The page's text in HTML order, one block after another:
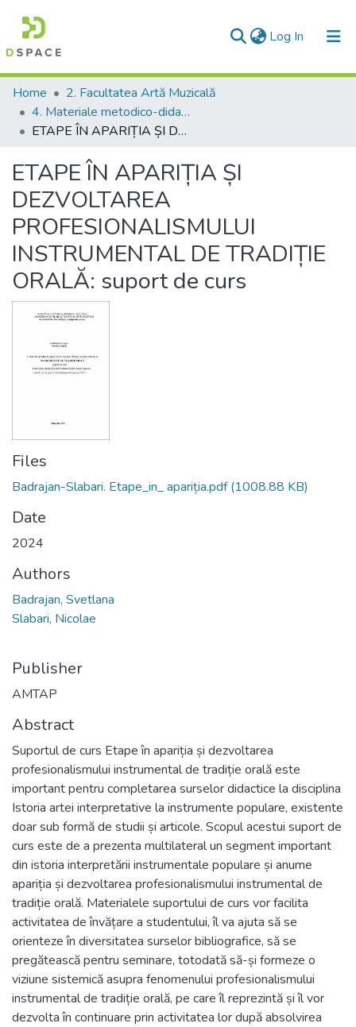
Log In (current)
Communities & Collections
All of DSpace
Home
2. Facultatea Artă Muzicală
4. Materiale metodico-didactice
ETAPE ÎN APARIȚIA ȘI DEZVOLTAREA PROFESIONALISMULUI INSTRUMENTAL DE TRADIȚIE ORALĂ: suport de curs
ETAPE ÎN APARIȚIA ȘI
DEZVOLTAREA
PROFESIONALISMULUI
INSTRUMENTAL DE TRADIȚIE
ORALĂ: suport de curs
Files
Badrajan-Slabari. Etape_in_ apariția.pdf(1008.88 KB)
Date
2024
Authors
Badrajan, Svetlana
Slabari, Nicolae
Publisher
AMTAP
Abstract
Suportul de curs Etape în apariția și dezvoltarea
profesionalismului instrumental de tradiție orală este
important pentru completarea surselor didactice la disciplina
Istoria artei interpretative la instrumente populare, existente
doar sub formă de studii și articole. Scopul acestui suport de
curs este de a prezenta multilateral un segment important
din istoria interpretării instrumentale populare și anume
apariția și dezvoltarea profesionalismului instrumental de
tradiție orală. Materialele suportului de curs vor facilita
activitatea de învățare a studentului, îl va ajuta să se
orienteze în diversitatea surselor bibliografice, să se
pregătească pentru seminare, totodată să-și formeze o
viziune sistemică asupra fenomenului profesionalismului
instrumental de tradiție orală, pe care îl reprezintă și îl vor
dezvolta în continuare prin activitatea lor după absolvirea